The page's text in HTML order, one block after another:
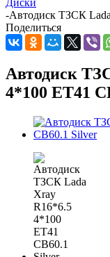
Диски
-Автодиск ТЗСК
Поделиться
Автодиск
4*100 ET41